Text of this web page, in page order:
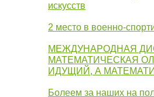
искусств
2 место в военно-
МЕЖДУНАРОДНАЯ
МАТЕМАТИЧЕСКАЯ
ИДУЩИЙ, А
Болеем за наших на